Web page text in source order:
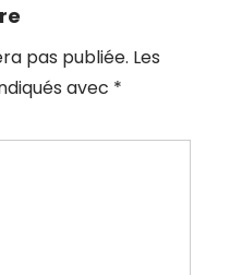
pas publiée. Les
avec *